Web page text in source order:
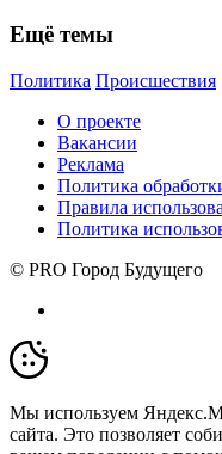
Ещё темы
Политика Происшествия
О проекте
Вакансии
Реклама
Политика
Правила
Политика
© PRO Город Будущего
Мы используем
сайта. Это позволяет